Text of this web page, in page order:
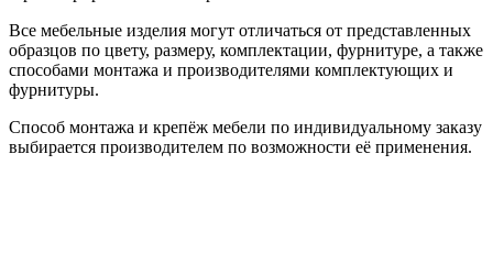
Все мебельные изделия могут отличаться от представленных
образцов по цвету, размеру, комплектации, фурнитуре, а также
способами монтажа и производителями комплектующих и
фурнитуры.
Способ монтажа и крепёж мебели по индивидуальному заказу
выбирается производителем по возможности её применения.